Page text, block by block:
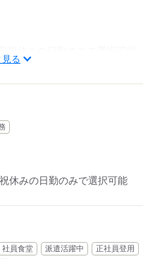
見る
休みの日勤のみで選択可能
社員食堂 派遣活躍中
正社員登用